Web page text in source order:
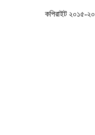
কপিরাইট ২০১৫-